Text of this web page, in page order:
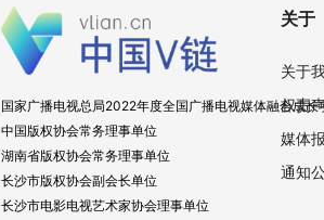
国家广播电视总局2022年度全国广播电视媒体融合成长
中国版权协会常务理事单位
湖南省版权协会常务理事单位
长沙市版权协会副会长单位
长沙市电影电视艺术家协会理事单位
关于
关于
权责
媒体
通知